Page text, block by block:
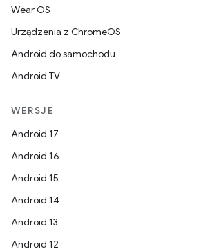
Wear OS
Urządzenia z ChromeOS
Android do samochodu
Android TV
WERSJE
Android 17
Android 16
Android 15
Android 14
Android 13
Android 12